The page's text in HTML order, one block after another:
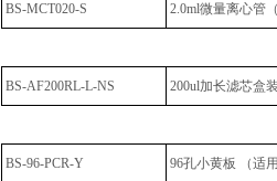
BS-MCT020-S 2.0ml微量离心管
BS-AF200RL-L-NS 200ul加长滤芯盒
BS-96-PCR-Y 96孔小黄板 （适